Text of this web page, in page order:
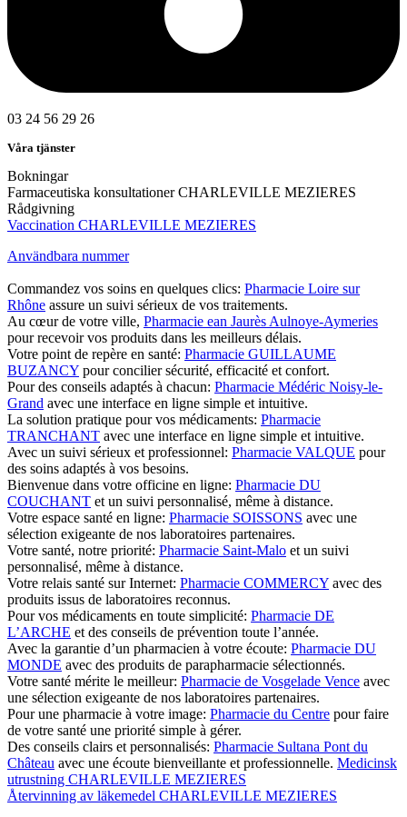
03 24 56 29 26
Våra tjänster
Bokningar
Farmaceutiska konsultationer CHARLEVILLE MEZIERES
Rådgivning
Vaccination CHARLEVILLE MEZIERES
Användbara nummer
Commandez vos soins en quelques clics: Pharmacie Loire sur
Rhône assure un suivi sérieux de vos traitements.
Au cœur de votre ville, Pharmacie ean Jaurès Aulnoye-Aymeries
pour recevoir vos produits dans les meilleurs délais.
Votre point de repère en santé: Pharmacie GUILLAUME
BUZANCY pour concilier sécurité, efficacité et confort.
Pour des conseils adaptés à chacun: Pharmacie Médéric Noisy-le-
Grand avec une interface en ligne simple et intuitive.
La solution pratique pour vos médicaments: Pharmacie
TRANCHANT avec une interface en ligne simple et intuitive.
Avec un suivi sérieux et professionnel: Pharmacie VALQUE pour
des soins adaptés à vos besoins.
Bienvenue dans votre officine en ligne: Pharmacie DU
COUCHANT et un suivi personnalisé, même à distance.
Votre espace santé en ligne: Pharmacie SOISSONS avec une
sélection exigeante de nos laboratoires partenaires.
Votre santé, notre priorité: Pharmacie Saint-Malo et un suivi
personnalisé, même à distance.
Votre relais santé sur Internet: Pharmacie COMMERCY avec des
produits issus de laboratoires reconnus.
Pour vos médicaments en toute simplicité: Pharmacie DE
L’ARCHE et des conseils de prévention toute l’année.
Avec la garantie d’un pharmacien à votre écoute: Pharmacie DU
MONDE avec des produits de parapharmacie sélectionnés.
Votre santé mérite le meilleur: Pharmacie de Vosgelade Vence avec
une sélection exigeante de nos laboratoires partenaires.
Pour une pharmacie à votre image: Pharmacie du Centre pour faire
de votre santé une priorité simple à gérer.
Des conseils clairs et personnalisés: Pharmacie Sultana Pont du
Château avec une écoute bienveillante et professionnelle. Medicinsk
utrustning CHARLEVILLE MEZIERES
Återvinning av läkemedel CHARLEVILLE MEZIERES